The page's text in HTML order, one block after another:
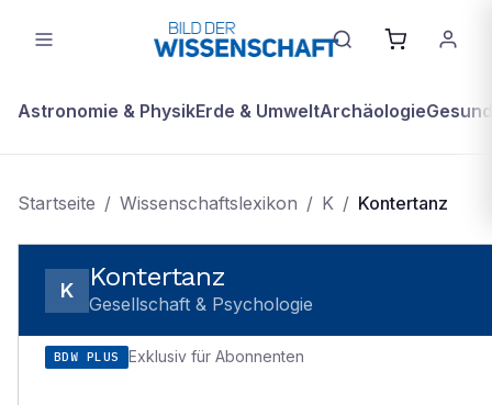
Astronomie & PhysikErde & UmweltArchäologie
Startseite / Wissenschaftslexikon / K / Kontertanz
K Kontertanz
Gesellschaft & Psychologie
BDW PLUS Exklusiv für Abonnenten